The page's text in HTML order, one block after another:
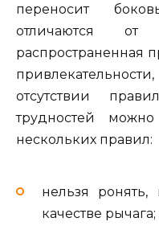
переносит
отличаются
распространенная
отсутствии
трудностей
нескольких правил:
нельзя
качестве рычага;